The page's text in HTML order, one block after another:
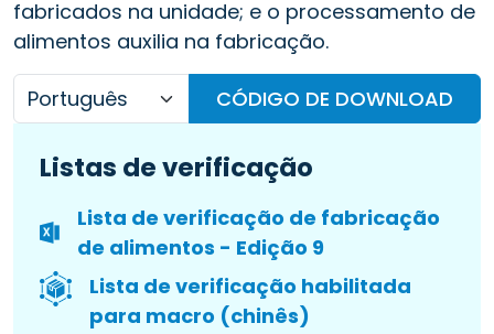
fabricados na unidade; e o processamento de
alimentos auxilia na fabricação.
CÓDIGO DE DOWNLOAD
Listas de verificação
Lista de verificação de fabricação
de alimentos - Edição 9
Lista de verificação habilitada
para macro (chinês)